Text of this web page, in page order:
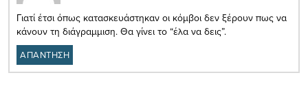
Γιατί έτσι όπως κατασκευάστηκαν οι κόμβοι δεν ξέρουν πως να
κάνουν τη διάγραμμιση. Θα γίνει το “έλα να δεις”.
ΑΠΑΝΤΗΣΗ